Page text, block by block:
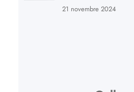
21 novembre 2024